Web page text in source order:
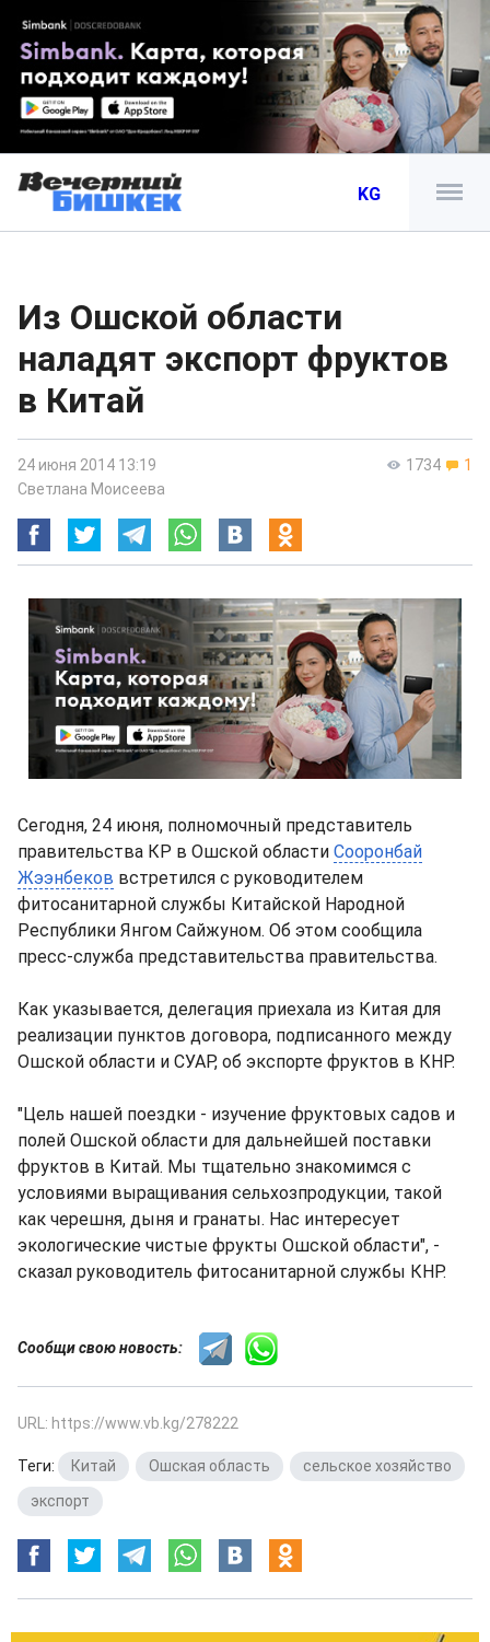
KG
Из Ошской области
наладят экспорт фруктов
в Китай
1734 1
24 июня 2014 13:19
Светлана Моисеева
Сегодня, 24 июня, полномочный представитель
правительства КР в Ошской области Сооронбай
Жээнбеков встретился с руководителем
фитосанитарной службы Китайской Народной
Республики Янгом Сайжуном. Об этом сообщила
пресс-служба представительства правительства.
Как указывается, делегация приехала из Китая для
реализации пунктов договора, подписанного между
Ошской области и СУАР, об экспорте фруктов в КНР.
"Цель нашей поездки - изучение фруктовых садов и
полей Ошской области для дальнейшей поставки
фруктов в Китай. Мы тщательно знакомимся с
условиями выращивания сельхозпродукции, такой
как черешня, дыня и гранаты. Нас интересует
экологические чистые фрукты Ошской области", -
сказал руководитель фитосанитарной службы КНР.
Сообщи свою новость:
URL: https://www.vb.kg/278222
Теги: Китай Ошская область сельское хозяйство
экспорт